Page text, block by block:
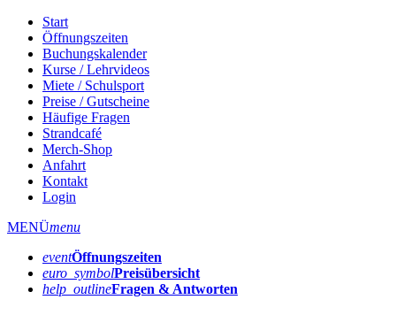
Start
Öffnungszeiten
Buchungskalender
Kurse / Lehrvideos
Miete / Schulsport
Preise / Gutscheine
Häufige Fragen
Strandcafé
Merch-Shop
Anfahrt
Kontakt
Login
MENÜmenu
eventÖffnungs­zeiten
euro_symbolPreis­übersicht
help_outlineFragen & Antworten